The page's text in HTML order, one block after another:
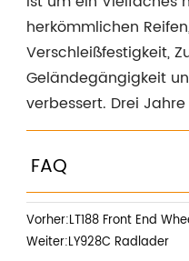
herkömmlichen
Verschleißfestigkeit,
Geländegängigkeit
verbessert. Drei
FAQ
Vorher:LT188 Front End
Weiter:LY928C Radlader